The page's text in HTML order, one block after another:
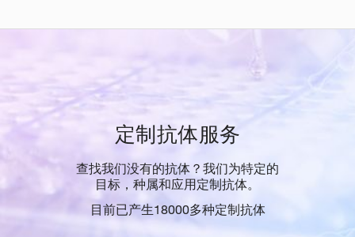
定制抗体服务
查找我们没有的抗体？我们为特定的
目标，种属和应用定制抗体。
目前已产生18000多种定制抗体